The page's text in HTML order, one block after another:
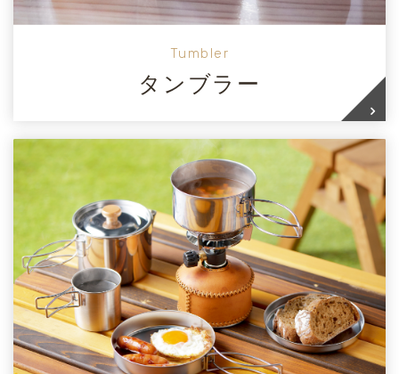
Tumbler
タンブラー